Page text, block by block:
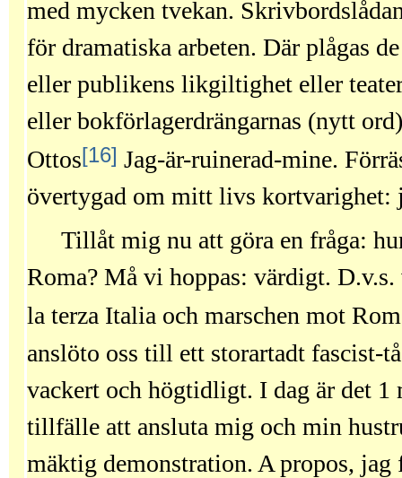
med mycken tvekan.
för dramatiska arbeten. Där plågas
eller publikens likgiltighet eller
eller bokförlagerdrängarnas (nytt
Ottos[16] Jag-är-ruinerad-mine.
övertygad om mitt livs kortvarighet:
Tillåt mig nu att göra en fråga:
Roma? Må vi hoppas: värdigt.
la terza Italia och marschen mot
anslöto oss till ett storartadt fascist-
vackert och högtidligt. I dag är det 1
tillfälle att ansluta mig och min
mäktig demonstration. A propos, jag